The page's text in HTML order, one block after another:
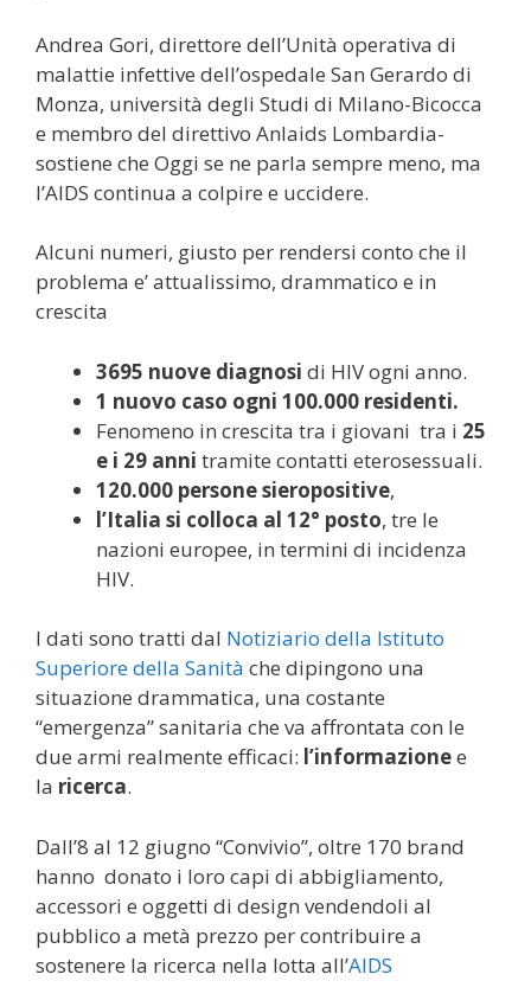
Andrea Gori, direttore dell’Unità operativa di
malattie infettive dell’ospedale San Gerardo di
Monza, università degli Studi di Milano-Bicocca
e membro del direttivo Anlaids Lombardia-
sostiene che Oggi se ne parla sempre meno, ma
l’AIDS continua a colpire e uccidere.
Alcuni numeri, giusto per rendersi conto che il
problema e’ attualissimo, drammatico e in
crescita
3695 nuove diagnosi di HIV ogni anno.
1 nuovo caso ogni 100.000 residenti.
Fenomeno in crescita tra i giovani tra i 25
e i 29 anni tramite contatti eterosessuali.
120.000 persone sieropositive,
l’Italia si colloca al 12° posto, tre le
nazioni europee, in termini di incidenza
HIV.
I dati sono tratti dal Notiziario della Istituto
Superiore della Sanità che dipingono una
situazione drammatica, una costante
“emergenza” sanitaria che va affrontata con le
due armi realmente efficaci: l’informazionee
la ricerca.
Dall’8 al 12 giugno “Convivio”, oltre 170 brand
hanno donato i loro capi di abbigliamento,
accessori e oggetti di design vendendoli al
pubblico a metà prezzo per contribuire a
sostenere la ricerca nella lotta all’AIDS